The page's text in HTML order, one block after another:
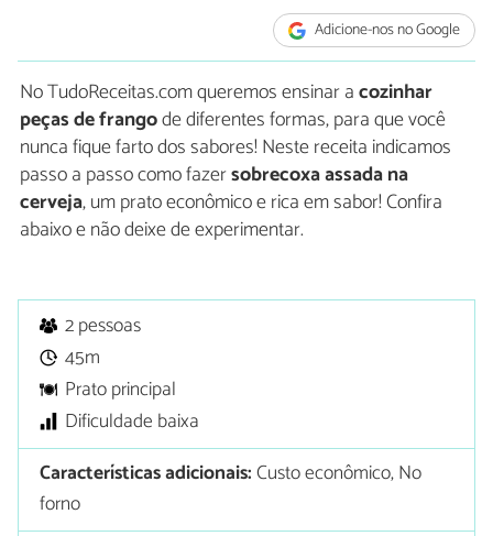
Adicione-nos no Google
No TudoReceitas.com queremos ensinar acozinhar
peças de frangode diferentes formas, para que você
nunca fique farto dos sabores! Neste receita indicamos
passo a passo como fazersobrecoxa assada na
cerveja, um prato econômico e rica em sabor! Confira
abaixo e não deixe de experimentar.
2 pessoas
45m
Prato principal
Dificuldade baixa
Características adicionais:Custo econômico, No
forno